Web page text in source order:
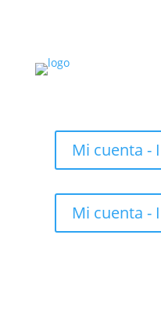
Mi cuenta -
Mi cuenta -